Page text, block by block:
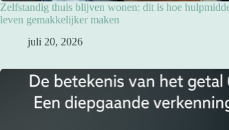
Zelfstandig thuis blijven wonen: dit is hoe
leven gemakkelijker maken
juli 20, 2026